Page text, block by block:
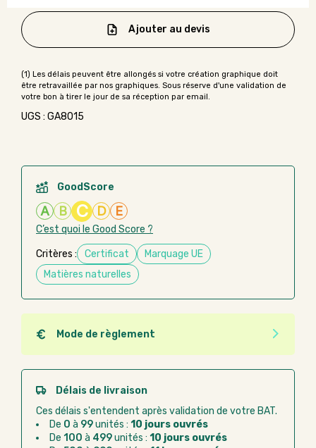
Ajouter au devis
UGS : GA8015
GoodScore
A B C D E
C’est quoi le Good Score ?
Critères : Certificat
Marquage UE
Matières naturelles
Mode de règlement
Quel que soit le mode de règlement, vous pouvez
passer commande en ligne sur Good Act.
Paiement CB :paiement sécurisé par carte
Virement bancaire :règlement sur facture
après la commande
Délais de livraison
Ces délais s'entendent après validation de votre BAT.
De 0 à 99unités : 10 jours ouvrés
De 100 à 499unités : 10 jours ouvrés